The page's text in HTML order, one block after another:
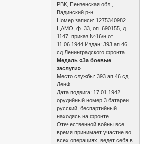
РВК, Пензенская обл.,
Вадинский р-н
Номер записи: 1275340982
ЦАМО, ф. 33, оп. 690155, д.
1147. приказ №16/н от
11.06.1944 Издан: 393 ап 46
сд Ленинградского фронта
Медаль «За боевые
заслуги»
Место службы: 393 ап 46 сд
ЛенФ
Дата подвига: 17.01.1942
орудийный номер 3 батареи
русский, беспартийный
находясь на фронте
Отечественной войны все
время принимает участие во
всех операциях, ведет себя в